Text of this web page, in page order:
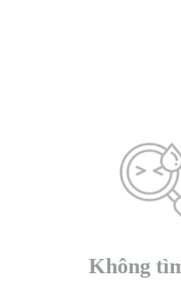
Không